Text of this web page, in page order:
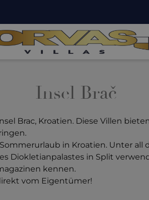
Insel Brač
Brac, Kroatien. Diese Villen
in Kroatien. Unter
Diokletianpalastes in Split
kennen.
vom Eigentümer!